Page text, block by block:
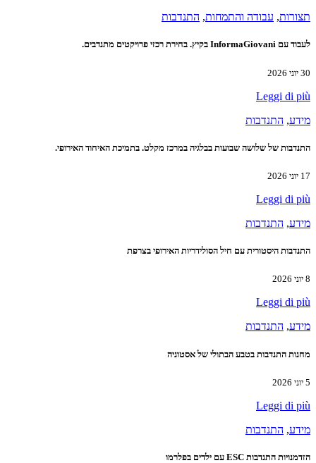
תצורות, עבודה והתמחות, התנדבות
לעבוד עם InformaGiovani בקיץ. בחירת רכזי פרויקטים מתנדבים.
30 יוני 2026
Leggi di più
מידע, התנדבות
התנדבות של שלושה שבועות בבלגיה במרכז מקלט. בתמיכת האיחוד האירופי.
17 יוני 2026
Leggi di più
מידע, התנדבות
התנדבות היסטורית עם חיל הסולידריות האירופי בצרפת
8 יוני 2026
Leggi di più
מידע, התנדבות
מחנות התנדבות בטבע הבתולי של אסטוניה
5 יוני 2026
Leggi di più
מידע, התנדבות
הזדמנויות התנדבות ESC עם ילדים בפלרמו